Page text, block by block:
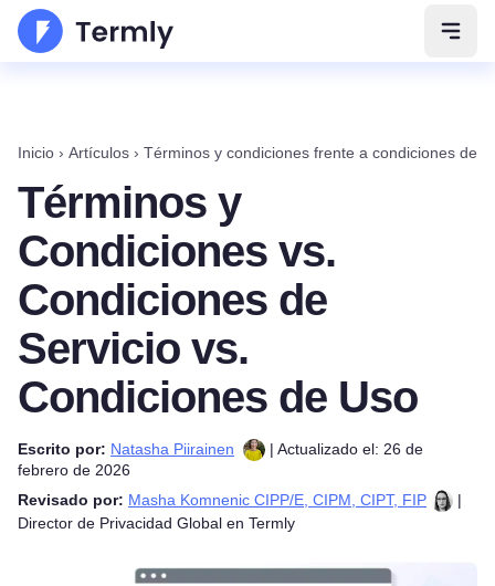
Abrir
Inicio › Artículos › Términos y condiciones frente a condiciones de
Términos y
Condiciones vs.
Condiciones de
Servicio vs.
Condiciones de Uso
Escrito por: Natasha Piirainen
| Actualizado el: 26 de
febrero de 2026
Revisado por: Masha Komnenic CIPP/E, CIPM, CIPT, FIP
|
Director de Privacidad Global en Termly